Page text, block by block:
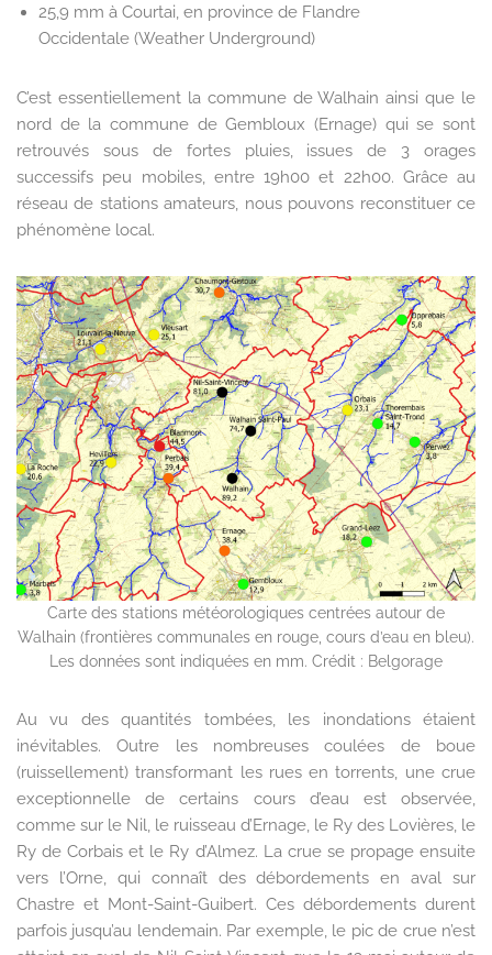
25,9 mm à Courtai, en province de Flandre
Occidentale (Weather Underground)
C’est essentiellement la commune de Walhain ainsi que le
nord de la commune de Gembloux (Ernage) qui se sont
retrouvés sous de fortes pluies, issues de 3 orages
successifs peu mobiles, entre 19h00 et 22h00. Grâce au
réseau de stations amateurs, nous pouvons reconstituer ce
phénomène local.
Carte des stations météorologiques centrées autour de
Walhain (frontières communales en rouge, cours d’eau en bleu).
Les données sont indiquées en mm. Crédit : Belgorage
Au vu des quantités tombées, les inondations étaient
inévitables. Outre les nombreuses coulées de boue
(ruissellement) transformant les rues en torrents, une crue
exceptionnelle de certains cours d’eau est observée,
comme sur le Nil, le ruisseau d’Ernage, le Ry des Lovières, le
Ry de Corbais et le Ry d’Almez. La crue se propage ensuite
vers l’Orne, qui connaît des débordements en aval sur
Chastre et Mont-Saint-Guibert. Ces débordements durent
parfois jusqu’au lendemain. Par exemple, le pic de crue n’est